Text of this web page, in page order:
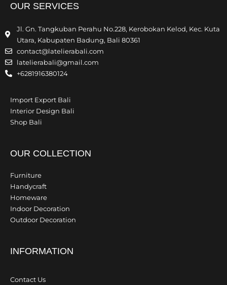
OUR SERVICES
Jl. Gn. Tangkuban Perahu No.228, Kerobokan Kelod, Kec. Kuta
Utara, Kabupaten Badung, Bali 80361
contact@latelierabali.com
latelierabali@gmail.com
+6281916380124
Import Export Bali
Interior Design Bali
Shop Bali
OUR COLLECTION
Furniture
Handycraft
Homeware
Indoor Decoration
Outdoor Decoration
INFORMATION
Contact Us